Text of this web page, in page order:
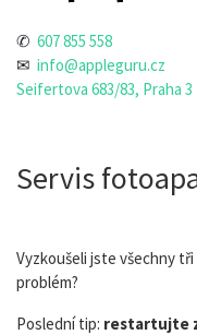
✆ 607 855 558
✉ info@appleguru.cz
Seifertova 683/83, Praha 3
Servis
Vyzkoušeli jste všechny
problém?
Poslední tip: restartujte